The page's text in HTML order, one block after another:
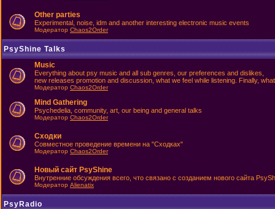
Other parties
Experimental, noise, idm and another interesting electronic music events
Модератор Chaos2Order
PsyShine Talks
Music
Everything about psy music and all sub genres, our preferences and dislikes,
new releases promotion and discussion, what we feel while listening. Finally,
Модератор Chaos2Order
Mind Gathering
Psychedelia, community, art, our being and general talks
Модератор Chaos2Order
Сходки
Совместное проведение времени на "Сходках"
Модератор Chaos2Order
Новый сайт PsyShine
Внутренние обсуждения всего, что связано с созданием нового сайта
Модератор Alienatix
PsyRadio